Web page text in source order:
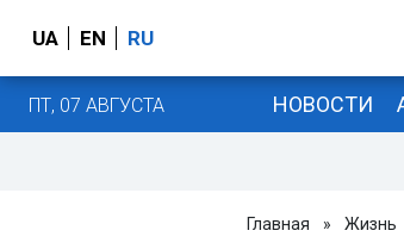
UA EN RU
ПТ, 07 АВГУСТА НОВОСТИ
Главная » Жизнь